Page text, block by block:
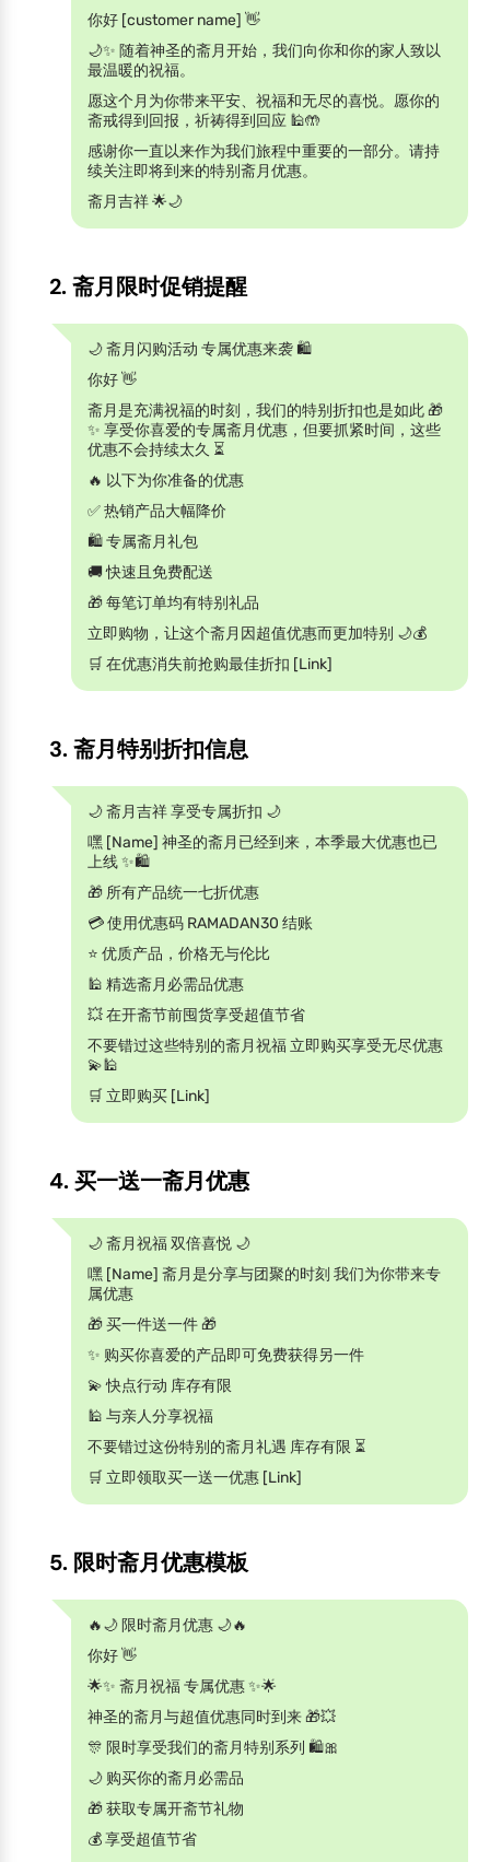
你好 [customer name] 👋
🌙✨ 随着神圣的斋月开始，我们向你和你的家人致以
最温暖的祝福。
愿这个月为你带来平安、祝福和无尽的喜悦。愿你的
斋戒得到回报，祈祷得到回应 🕌🤲
感谢你一直以来作为我们旅程中重要的一部分。请持
续关注即将到来的特别斋月优惠。
斋月吉祥 🌟🌙
2. 斋月限时促销提醒
🌙 斋月闪购活动 专属优惠来袭 🛍️
你好 👋
斋月是充满祝福的时刻，我们的特别折扣也是如此 🎁
✨ 享受你喜爱的专属斋月优惠，但要抓紧时间，这些
优惠不会持续太久 ⏳
🔥 以下为你准备的优惠
✅ 热销产品大幅降价
🛍️ 专属斋月礼包
🚚 快速且免费配送
🎁 每笔订单均有特别礼品
立即购物，让这个斋月因超值优惠而更加特别 🌙💰
🛒 在优惠消失前抢购最佳折扣 [Link]
3. 斋月特别折扣信息
🌙 斋月吉祥 享受专属折扣 🌙
嘿 [Name] 神圣的斋月已经到来，本季最大优惠也已
上线 ✨🛍️
🎁 所有产品统一七折优惠
💳 使用优惠码 RAMADAN30 结账
⭐ 优质产品，价格无与伦比
🕌 精选斋月必需品优惠
💥 在开斋节前囤货享受超值节省
不要错过这些特别的斋月祝福 立即购买享受无尽优惠
💫🕌
🛒 立即购买 [Link]
4. 买一送一斋月优惠
🌙 斋月祝福 双倍喜悦 🌙
嘿 [Name] 斋月是分享与团聚的时刻 我们为你带来专
属优惠
🎁 买一件送一件 🎁
✨ 购买你喜爱的产品即可免费获得另一件
💫 快点行动 库存有限
🕌 与亲人分享祝福
不要错过这份特别的斋月礼遇 库存有限 ⏳
🛒 立即领取买一送一优惠 [Link]
5. 限时斋月优惠模板
🔥🌙 限时斋月优惠 🌙🔥
你好 👋
🌟✨ 斋月祝福 专属优惠 ✨🌟
神圣的斋月与超值优惠同时到来 🎁💥
🎊 限时享受我们的斋月特别系列 🛍️🎀
🌙 购买你的斋月必需品
🎁 获取专属开斋节礼物
💰 享受超值节省